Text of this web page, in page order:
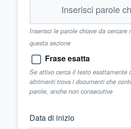
Inserisci le parole chiave da cercare
questa sezione
Frase esatta
Se attivo cerca il testo esattamente
altrimenti trova i documenti che
parole, anche non consecutive
Data di inizio